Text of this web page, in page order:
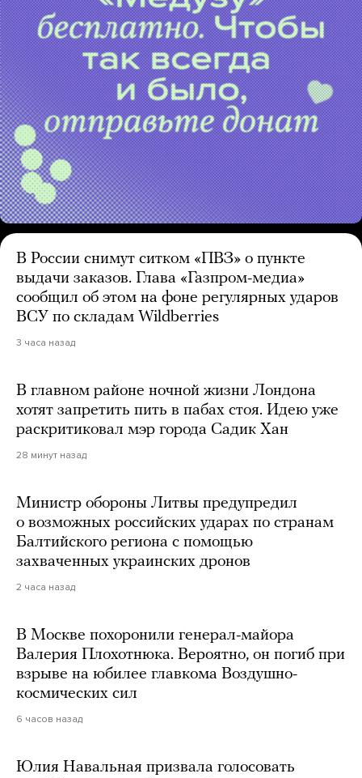
В России снимут ситком «ПВЗ» о пункте
выдачи заказов. Глава «Газпром-медиа»
сообщил об этом на фоне регулярных ударов
ВСУ по складам Wildberries
3 часа назад
В главном районе ночной жизни Лондона
хотят запретить пить в пабах стоя. Идею уже
раскритиковал мэр города Садик Хан
28 минут назад
Министр обороны Литвы предупредил
о возможных российских ударах по странам
Балтийского региона с помощью
захваченных украинских дронов
2 часа назад
В Москве похоронили генерал-майора
Валерия Плохотнюка. Вероятно, он погиб при
взрыве на юбилее главкома Воздушно-
космических сил
6 часов назад
Юлия Навальная призвала голосовать